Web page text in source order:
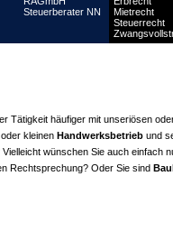
Steuerberater NN
Mietrecht
Steuerrecht
Tätigkeit häufiger mit unseriösen
kleinen Handwerksbetrieb und
wünschen Sie auch einfach
Rechtsprechung? Oder Sie sind